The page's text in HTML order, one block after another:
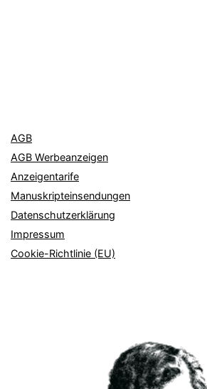
AGB
AGB Werbeanzeigen
Anzeigentarife
Manuskripteinsendungen
Datenschutzerklärung
Impressum
Cookie-Richtlinie (EU)